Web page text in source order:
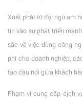
Xuất phát từ đội ngũ am
tin vào sự phát triển
sắc về việc dùng công
phí cho doanh nghiệp,
tạo cầu nối giữa khách
Phạm vi cung cấp dịch